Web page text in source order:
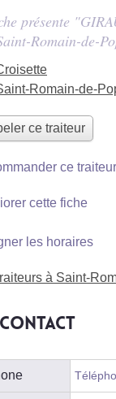
présente
Romain-de-
Romain-de-
ce traiteur
ce traiteur
cette fiche
les horaires
à Saint-
Contact